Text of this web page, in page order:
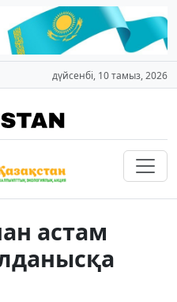
дүйсенбі, 10 тамыз, 2026
астам